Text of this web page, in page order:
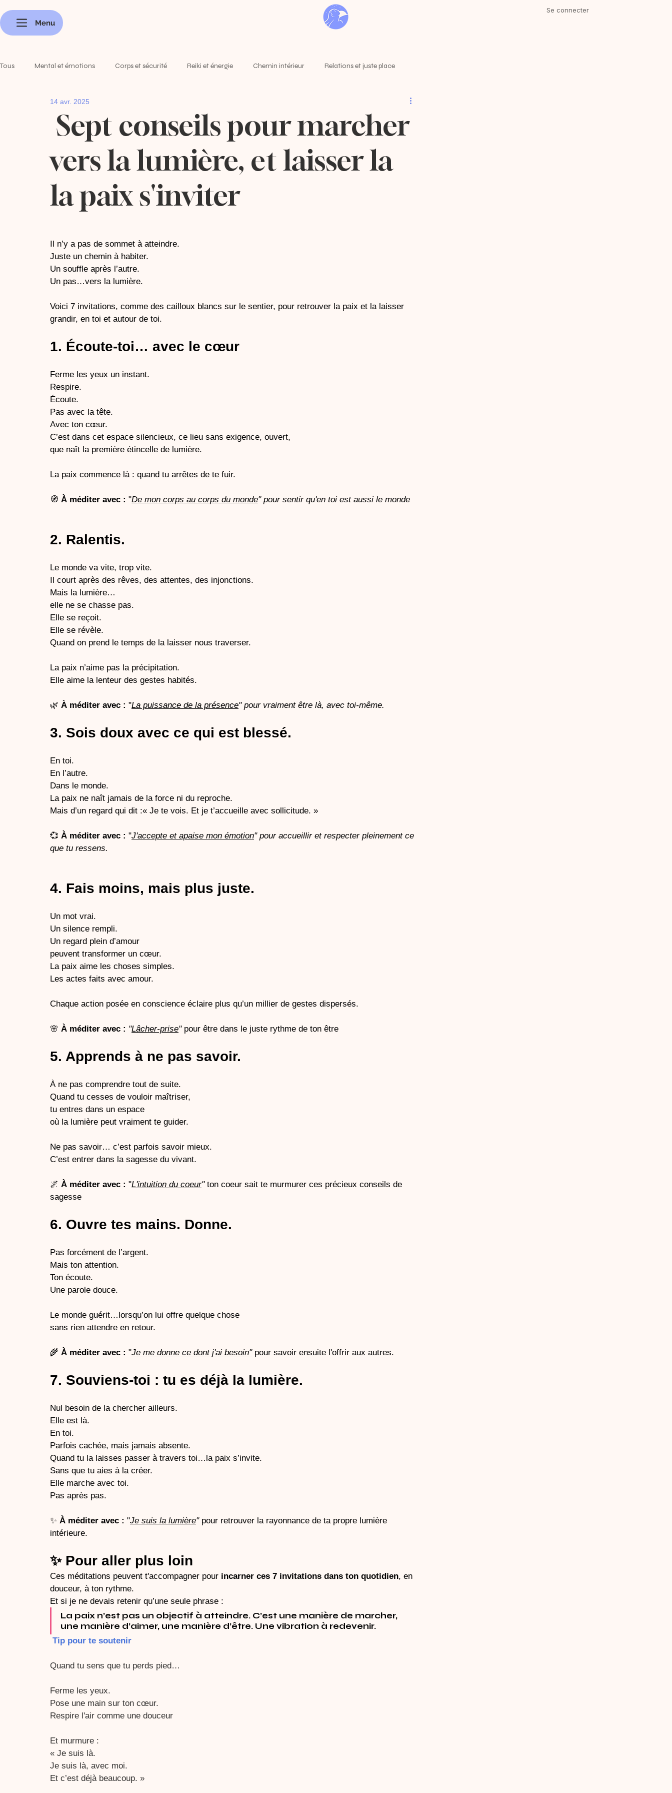
Menu
Se connecter
Tous Mental et émotions Corps et sécurité Reiki et énergie Chemin intérieur Relations et juste place
Méditer et pratiquer
Sept conseils pour marcher
vers la lumière, et laisser la
la paix s'inviter
14 avr. 2025
Il n’y a pas de sommet à atteindre.
Juste un chemin à habiter.
Un souffle après l’autre.
Un pas…vers la lumière.
Voici 7 invitations, comme des cailloux blancs sur le sentier, pour retrouver la paix et la laisser
grandir, en toi et autour de toi.
1. Écoute-toi… avec le cœur
Ferme les yeux un instant.
Respire.
Écoute.
Pas avec la tête.
Avec ton cœur.
C’est dans cet espace silencieux, ce lieu sans exigence, ouvert,
que naît la première étincelle de lumière.
La paix commence là : quand tu arrêtes de te fuir.
🧭 À méditer avec : "De mon corps au corps du monde" pour sentir qu'en toi est aussi le monde
2. Ralentis.
Le monde va vite, trop vite.
Il court après des rêves, des attentes, des injonctions.
Mais la lumière…
elle ne se chasse pas.
Elle se reçoit.
Elle se révèle.
Quand on prend le temps de la laisser nous traverser.
La paix n’aime pas la précipitation.
Elle aime la lenteur des gestes habités.
🌿 À méditer avec : "La puissance de la présence" pour vraiment être là, avec toi-même.
3. Sois doux avec ce qui est blessé.
En toi.
En l’autre.
Dans le monde.
La paix ne naît jamais de la force ni du reproche.
Mais d’un regard qui dit :« Je te vois. Et je t’accueille avec sollicitude. »
💞 À méditer avec : "J'accepte et apaise mon émotion" pour accueillir et respecter pleinement ce
que tu ressens.
4. Fais moins, mais plus juste.
Un mot vrai.
Un silence rempli.
Un regard plein d’amour
peuvent transformer un cœur.
La paix aime les choses simples.
Les actes faits avec amour.
Chaque action posée en conscience éclaire plus qu’un millier de gestes dispersés.
🌸 À méditer avec : "Lâcher-prise" pour être dans le juste rythme de ton être
5. Apprends à ne pas savoir.
À ne pas comprendre tout de suite.
Quand tu cesses de vouloir maîtriser,
tu entres dans un espace
où la lumière peut vraiment te guider.
Ne pas savoir… c’est parfois savoir mieux.
C’est entrer dans la sagesse du vivant.
🌌 À méditer avec : "L'intuition du coeur" ton coeur sait te murmurer ces précieux conseils de
sagesse
6. Ouvre tes mains. Donne.
Pas forcément de l’argent.
Mais ton attention.
Ton écoute.
Une parole douce.
Le monde guérit…lorsqu’on lui offre quelque chose
sans rien attendre en retour.
🌾 À méditer avec : "Je me donne ce dont j'ai besoin" pour savoir ensuite l'offrir aux autres.
7. Souviens-toi : tu es déjà la lumière.
Nul besoin de la chercher ailleurs.
Elle est là.
En toi.
Parfois cachée, mais jamais absente.
Quand tu la laisses passer à travers toi…la paix s’invite.
Sans que tu aies à la créer.
Elle marche avec toi.
Pas après pas.
✨ À méditer avec : "Je suis la lumière" pour retrouver la rayonnance de ta propre lumière
intérieure.
✨ Pour aller plus loin
Ces méditations peuvent t'accompagner pour incarner ces 7 invitations dans ton quotidien, en
douceur, à ton rythme.
Et si je ne devais retenir qu’une seule phrase :
La paix n’est pas un objectif à atteindre. C’est une manière de marcher,
une manière d’aimer, une manière d’être. Une vibration à redevenir.
Tip pour te soutenir
Quand tu sens que tu perds pied…
Ferme les yeux.
Pose une main sur ton cœur.
Respire l'air comme une douceur
Et murmure :
« Je suis là.
Je suis là, avec moi.
Et c’est déjà beaucoup. »